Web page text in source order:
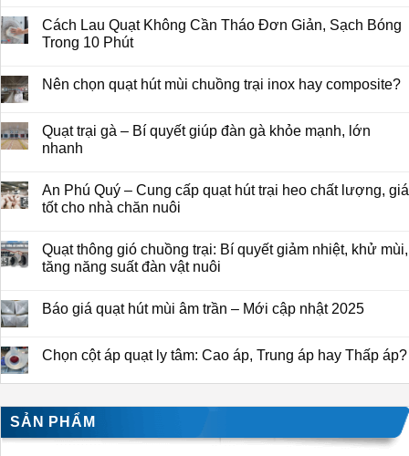
Cách Lau Quạt Không Cần Tháo Đơn Giản, Sạch Bóng
Trong 10 Phút
Nên chọn quạt hút mùi chuồng trại inox hay composite?
Quạt trại gà – Bí quyết giúp đàn gà khỏe mạnh, lớn
nhanh
An Phú Quý – Cung cấp quạt hút trại heo chất lượng, giá
tốt cho nhà chăn nuôi
Quạt thông gió chuồng trại: Bí quyết giảm nhiệt, khử mùi,
tăng năng suất đàn vật nuôi
Báo giá quạt hút mùi âm trần – Mới cập nhật 2025
Chọn cột áp quạt ly tâm: Cao áp, Trung áp hay Thấp áp?
SẢN PHẨM